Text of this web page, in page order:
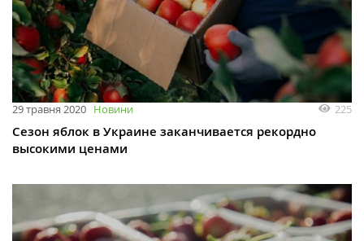
29 травня 2020 Новини 225
Сезон яблок в Украине заканчивается рекордно
высокими ценами